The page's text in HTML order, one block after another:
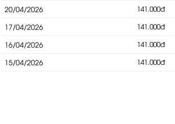
20/04/2026 141.000đ
17/04/2026 141.000đ
16/04/2026 141.000đ
15/04/2026 141.000đ